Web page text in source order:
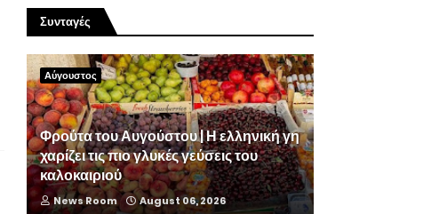
Συνταγές
Αύγουστος
Φρούτα του Αυγούστου | Η ελληνική γη
χαρίζει τις πιο γλυκές γεύσεις του
καλοκαιριού
News Room August 06, 2026